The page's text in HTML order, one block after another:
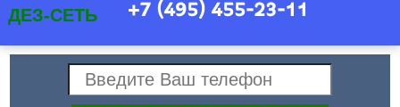
ДЕЗ-СЕТЬ +7 (495) 455-23-11